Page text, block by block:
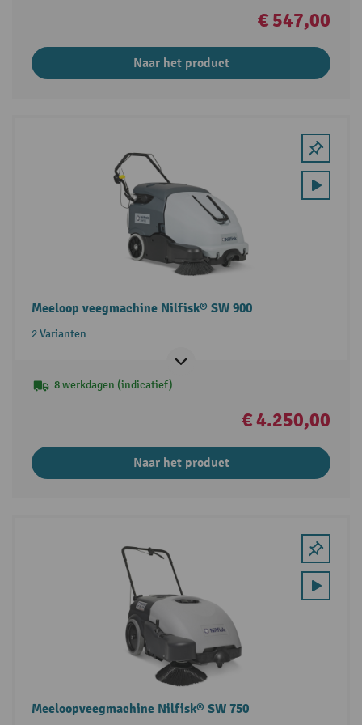
€ 547,00
Naar het product
Meeloop veegmachine Nilfisk® SW 900
2 Varianten
8 werkdagen (indicatief)
€ 4.250,00
Naar het product
Meeloopveegmachine Nilfisk® SW 750